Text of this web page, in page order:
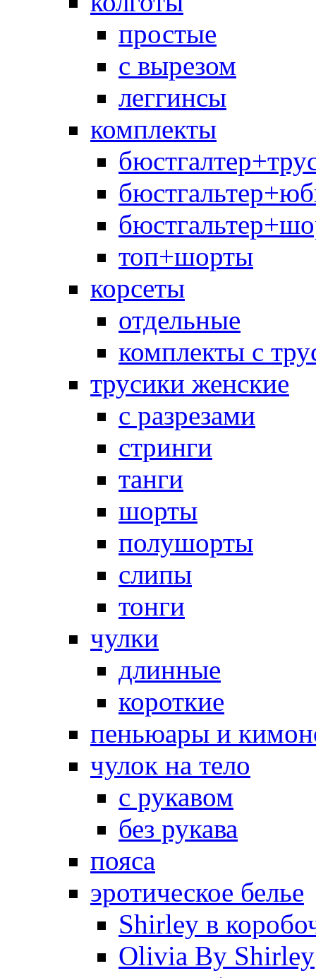
простые
с вырезом
леггинсы
комплекты
топ+шорты
корсеты
отдельные
комплекты с
трусики женские
с разрезами
стринги
танги
шорты
полушорты
слипы
тонги
чулки
длинные
короткие
пеньюары и
чулок на тело
с рукавом
без рукава
пояса
эротическое белье
Shirley в
Olivia By Shirley